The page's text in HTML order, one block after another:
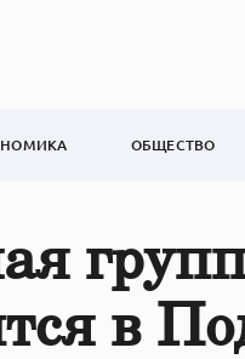
ОБЩЕСТВО
в